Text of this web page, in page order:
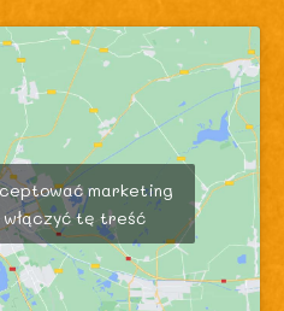
marketing
tę treść